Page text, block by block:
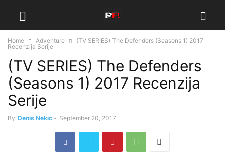
Home Adventure
(TV SERIES) The Defenders (Seasons 1) 2017
Recenzija Serije
(TV SERIES) The Defenders
(Seasons 1) 2017 Recenzija
Serije
By Denis Nekic - September 20, 2017